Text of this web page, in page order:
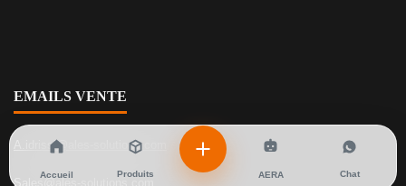
EMAILS VENTE
A.idrissi@ales-solutions.com
Sales@ales-solutions.com
Accueil Produits AERA Chat